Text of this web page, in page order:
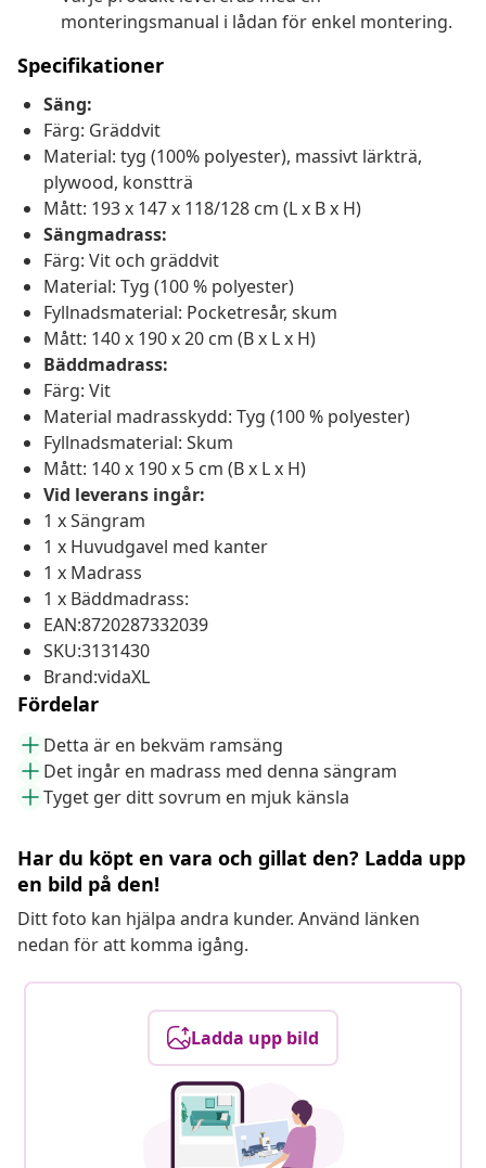
monteringsmanual i lådan för enkel montering.
Specifikationer
Säng:
Färg: Gräddvit
Material: tyg (100% polyester), massivt lärkträ,
plywood, konstträ
Mått: 193 x 147 x 118/128 cm (L x B x H)
Sängmadrass:
Färg: Vit och gräddvit
Material: Tyg (100 % polyester)
Fyllnadsmaterial: Pocketresår, skum
Mått: 140 x 190 x 20 cm (B x L x H)
Bäddmadrass:
Färg: Vit
Material madrasskydd: Tyg (100 % polyester)
Fyllnadsmaterial: Skum
Mått: 140 x 190 x 5 cm (B x L x H)
Vid leverans ingår:
1 x Sängram
1 x Huvudgavel med kanter
1 x Madrass
1 x Bäddmadrass:
EAN:8720287332039
SKU:3131430
Brand:vidaXL
Fördelar
Detta är en bekväm ramsäng
Det ingår en madrass med denna sängram
Tyget ger ditt sovrum en mjuk känsla
Har du köpt en vara och gillat den? Ladda upp
en bild på den!
Ditt foto kan hjälpa andra kunder. Använd länken
nedan för att komma igång.
Ladda upp bild